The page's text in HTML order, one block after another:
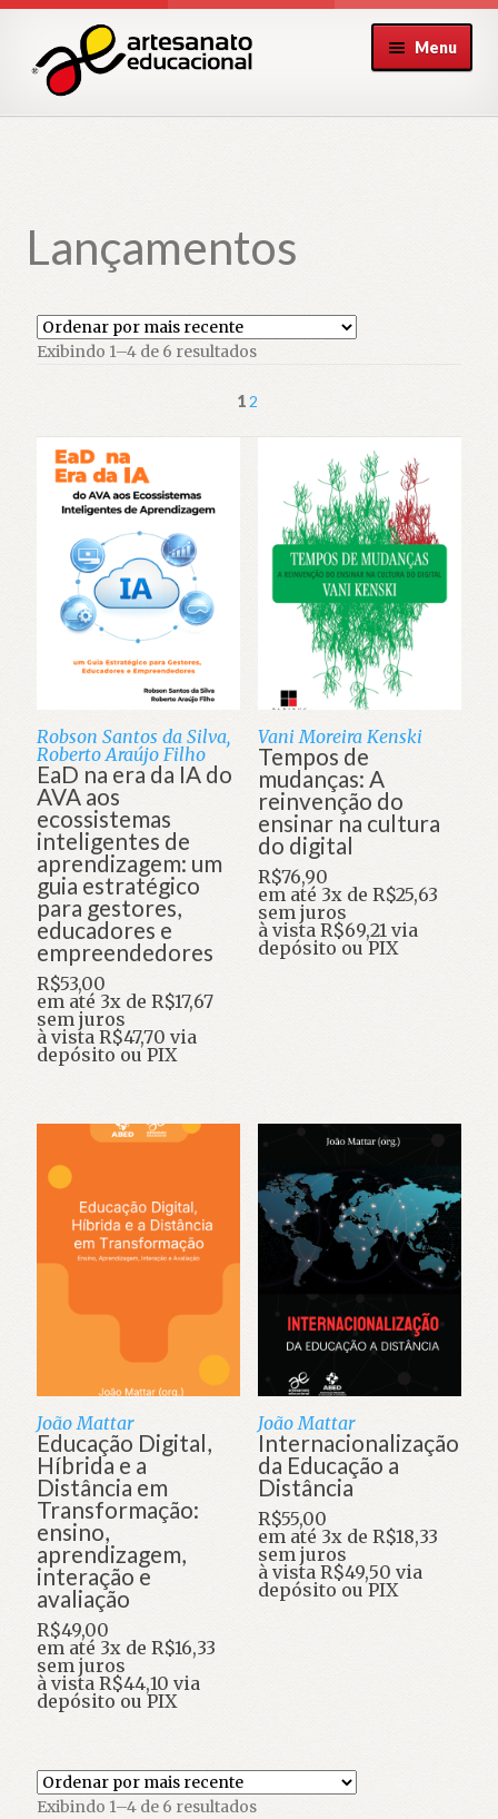
para
navegação
para
conteúdo
Menu
Lançamentos
Exibindo 1–4 de 6 resultadosClassificado
mais
1 2
Robson Santos da Silva,
Roberto Araújo Filho
EaD na era da IA do
AVA aos
ecossistemas
inteligentes de
aprendizagem: um
guia estratégico
para gestores,
educadores e
empreendedores
R$53,00
em até 3x de R$17,67
sem juros
à vista R$47,70 via
depósito ou PIX
Vani Moreira Kenski
Tempos de
mudanças: A
reinvenção do
ensinar na cultura
do digital
R$76,90
em até 3x de R$25,63
sem juros
à vista R$69,21 via
depósito ou PIX
João Mattar
Educação Digital,
Híbrida e a
Distância em
Transformação:
ensino,
aprendizagem,
interação e
avaliação
R$49,00
em até 3x de R$16,33
sem juros
à vista R$44,10 via
depósito ou PIX
João Mattar
Internacionalização
da Educação a
Distância
R$55,00
em até 3x de R$18,33
sem juros
à vista R$49,50 via
depósito ou PIX
Exibindo 1–4 de 6 resultadosClassificado